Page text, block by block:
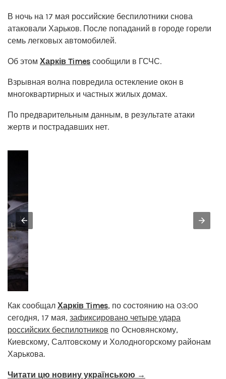
В ночь на 17 мая российские беспилотники снова
атаковали Харьков. После попаданий в городе горели
семь легковых автомобилей.
Об этом Харків Times сообщили в ГСЧС.
Взрывная волна повредила остекление окон в
многоквартирных и частных жилых домах.
По предварительным данным, в результате атаки
жертв и пострадавших нет.
Как сообщал Харків Times, по состоянию на 03:00
сегодня, 17 мая, зафиксировано четыре удара
российских беспилотников по Основянскому,
Киевскому, Салтовскому и Холодногорскому районам
Харькова.
Читати цю новину українською →